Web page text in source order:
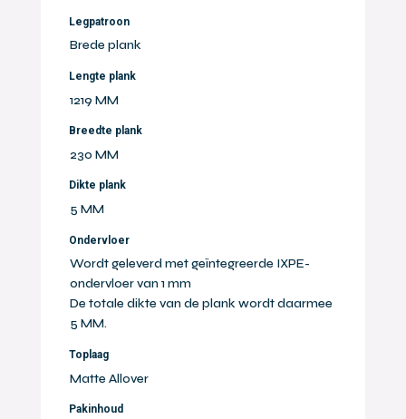
Legpatroon
Brede plank
Lengte plank
1219 MM
Breedte plank
230 MM
Dikte plank
5 MM
Ondervloer
Wordt geleverd met geïntegreerde IXPE-
ondervloer van 1 mm
De totale dikte van de plank wordt daarmee
5 MM.
Toplaag
Matte Allover
Pakinhoud